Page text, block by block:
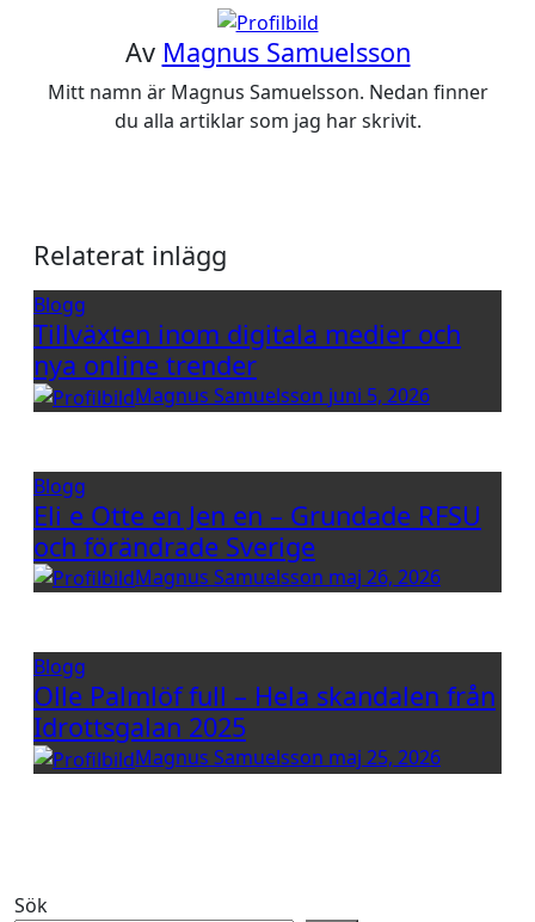
Av Magnus Samuelsson
Mitt namn är Magnus Samuelsson. Nedan finner
du alla artiklar som jag har skrivit.
Relaterat inlägg
Blogg
Tillväxten inom digitala medier och
nya online trender
Magnus Samuelsson juni 5, 2026
Blogg
Eli e Otte en Jen en – Grundade RFSU
och förändrade Sverige
Magnus Samuelsson maj 26, 2026
Blogg
Olle Palmlöf full – Hela skandalen från
Idrottsgalan 2025
Magnus Samuelsson maj 25, 2026
Sök